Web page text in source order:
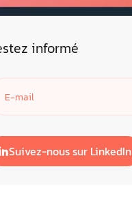
informé
Suivez-nous sur LinkedIn